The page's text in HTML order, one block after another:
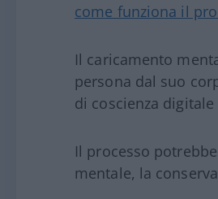
come funziona il
Il caricamento
persona dal suo
di coscienza
Il processo
mentale, la